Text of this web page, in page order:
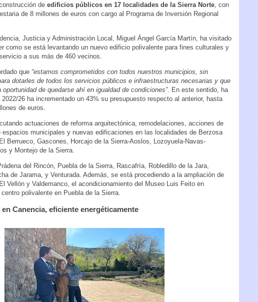
de edificios públicos en 17 localidades de la Sierra Norte , con
de 8 millones de euros con cargo al Programa de Inversión Regional
Justicia y Administración Local, Miguel Ángel García Martín, ha visitado
como se está levantando un nuevo edificio polivalente para fines culturales y
a sus más de 460 vecinos.
que “estamos comprometidos con todos nuestros municipios, sin
dotarles de todos los servicios públicos e infraestructuras necesarias y que
de quedarse ahí en igualdad de condiciones”. En este sentido, ha
26 ha incrementado un 43% su presupuesto respecto al anterior, hasta
de euros.
actuaciones de reforma arquitectónica, remodelaciones, acciones de
espacios municipales y nuevas edificaciones en las localidades de Berzosa
Berrueco, Gascones, Horcajo de la Sierra-Aoslos, Lozoyuela-Navas-
y Montejo de la Sierra.
del Rincón, Puebla de la Sierra, Rascafría, Robledillo de la Jara,
de Jarama, y Venturada. Además, se está procediendo a la ampliación de
Vellón y Valdemanco, el acondicionamiento del Museo Luis Feito en
polivalente en Puebla de la Sierra.
Canencia, eficiente energéticamente